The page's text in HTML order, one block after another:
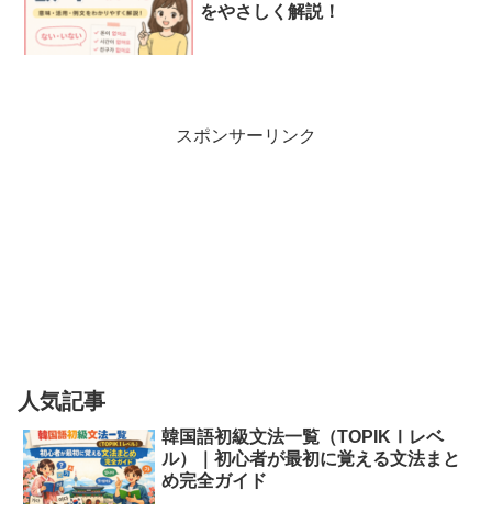
をやさしく解説！
スポンサーリンク
人気記事
韓国語初級文法一覧（TOPIKⅠレベ
ル）｜初心者が最初に覚える文法まと
め完全ガイド